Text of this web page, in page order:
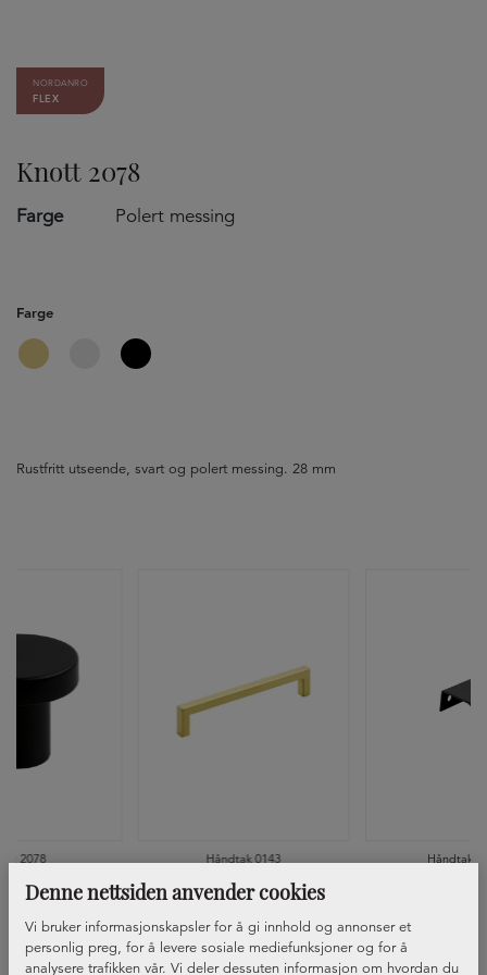
Denne nettsiden anvender cookies
Vi bruker informasjonskapsler for å gi innhold og annonser et
personlig preg, for å levere sosiale mediefunksjoner og for å
analysere trafikken vår. Vi deler dessuten informasjon om hvordan du
Knott 2078
NORDANRO
FLEX
Farge Polert messing
Farge
Rustfritt utseende, svart og polert messing. 28 mm
2078 Håndtak 0143 Håndtak